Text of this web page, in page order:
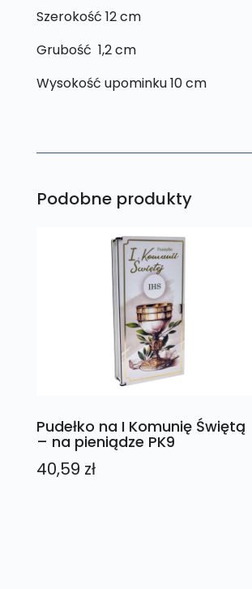
Szerokość 12 cm
Grubość 1,2 cm
Wysokość upominku 10 cm
Podobne produkty
Pudełko na I Komunię Świętą
– na pieniądze PK9
40,59 zł